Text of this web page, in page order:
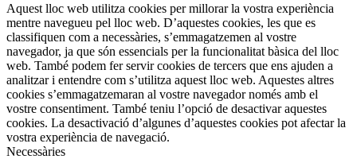
Aquest lloc web utilitza cookies per millorar la vostra experiència
mentre navegueu pel lloc web. D’aquestes cookies, les que es
classifiquen com a necessàries, s’emmagatzemen al vostre
navegador, ja que són essencials per la funcionalitat bàsica del lloc
web. També podem fer servir cookies de tercers que ens ajuden a
analitzar i entendre com s’utilitza aquest lloc web. Aquestes altres
cookies s’emmagatzemaran al vostre navegador només amb el
vostre consentiment. També teniu l’opció de desactivar aquestes
cookies. La desactivació d’algunes d’aquestes cookies pot afectar la
vostra experiència de navegació.
Necessàries